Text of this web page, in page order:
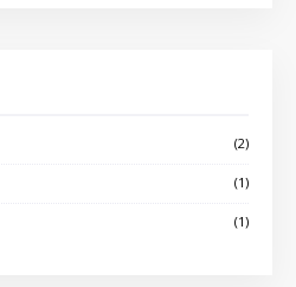
(2)
(1)
(1)